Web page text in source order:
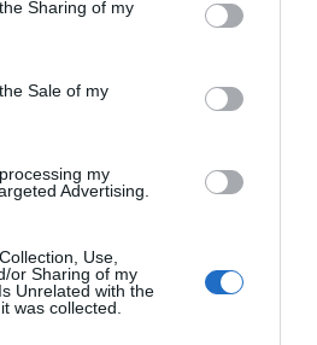
usage behaviour. You may click to
and its third-party tags to
purposes in below Google
Sharing of my
Sale of my
my
Advertising.
Use,
or Sharing of my
Unrelated with the
was collected.
Δικαστηρίου της
ΔΙΑΦΗΜΙΣΗ